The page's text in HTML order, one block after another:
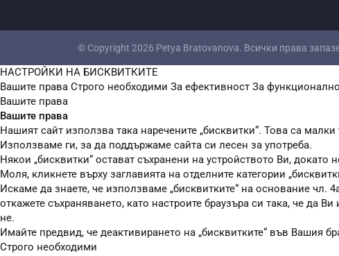
© Copyright 2026 Petya Bratovanova. Всички права
НАСТРОЙКИ НА БИСКВИТКИТЕ
Вашите права Строго необходими За ефективност За
Вашите права
Вашите права
Нашият сайт използва така наречените „бисквитки“. Това са
Използваме ги, за да поддържаме сайта си лесен за употреба.
Някои „бисквитки“ остават съхранени на устройството Ви,
Моля, кликнете върху заглавията на отделните категории
Искаме да знаете, че използваме „бисквитките“ на основание чл.
откажете съхраняването, като настроите браузъра си така, че да
не.
Имайте предвид, че деактивирането на „бисквитките“ във Вашия
Строго необходими